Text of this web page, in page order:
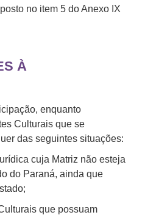
no item5 do Anexo IX
À
enquanto
Culturais que se
das seguintes situações:
cuja Matriz não esteja
do Paraná, ainda que
que possuam